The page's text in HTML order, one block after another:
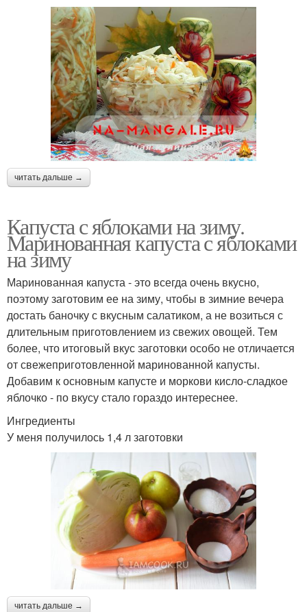
читать дальше →
Капуста с яблоками на зиму.
Маринованная капуста с яблоками
на зиму
Маринованная капуста - это всегда очень вкусно,
поэтому заготовим ее на зиму, чтобы в зимние вечера
достать баночку с вкусным салатиком, а не возиться с
длительным приготовлением из свежих овощей. Тем
более, что итоговый вкус заготовки особо не отличается
от свежеприготовленной маринованной капусты.
Добавим к основным капусте и моркови кисло-сладкое
яблочко - по вкусу стало гораздо интереснее.
Ингредиенты
У меня получилось 1,4 л заготовки
читать дальше →